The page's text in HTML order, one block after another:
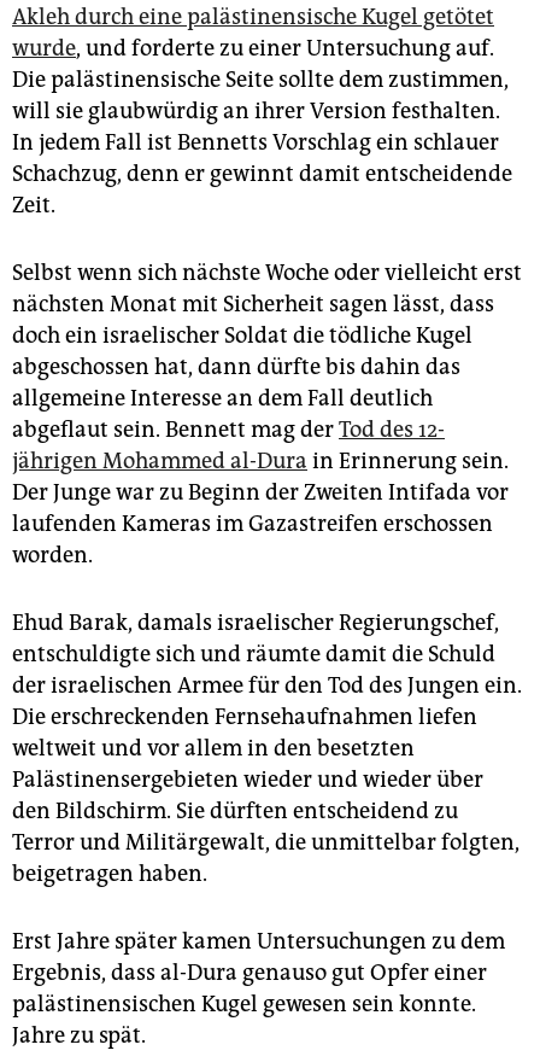
Akleh durch eine palästinensische Kugel getötet
wurde, und forderte zu einer Untersuchung auf.
Die palästinensische Seite sollte dem zustimmen,
will sie glaubwürdig an ihrer Version festhalten.
In jedem Fall ist Bennetts Vorschlag ein schlauer
Schachzug, denn er gewinnt damit entscheidende
Zeit.
Selbst wenn sich nächste Woche oder vielleicht erst
nächsten Monat mit Sicherheit sagen lässt, dass
doch ein israelischer Soldat die tödliche Kugel
abgeschossen hat, dann dürfte bis dahin das
allgemeine Interesse an dem Fall deutlich
abgeflaut sein. Bennett mag derTod des 12-
jährigen Mohammed al-Dura in Erinnerung sein.
Der Junge war zu Beginn der Zweiten Intifada vor
laufenden Kameras im Gazastreifen erschossen
worden.
Ehud Barak, damals israelischer Regierungschef,
entschuldigte sich und räumte damit die Schuld
der israelischen Armee für den Tod des Jungen ein.
Die erschreckenden Fernsehaufnahmen liefen
weltweit und vor allem in den besetzten
Palästinensergebieten wieder und wieder über
den Bildschirm. Sie dürften entscheidend zu
Terror und Militärgewalt, die unmittelbar folgten,
beigetragen haben.
Erst Jahre später kamen Untersuchungen zu dem
Ergebnis, dass al-Dura genauso gut Opfer einer
palästinensischen Kugel gewesen sein konnte.
Jahre zu spät.